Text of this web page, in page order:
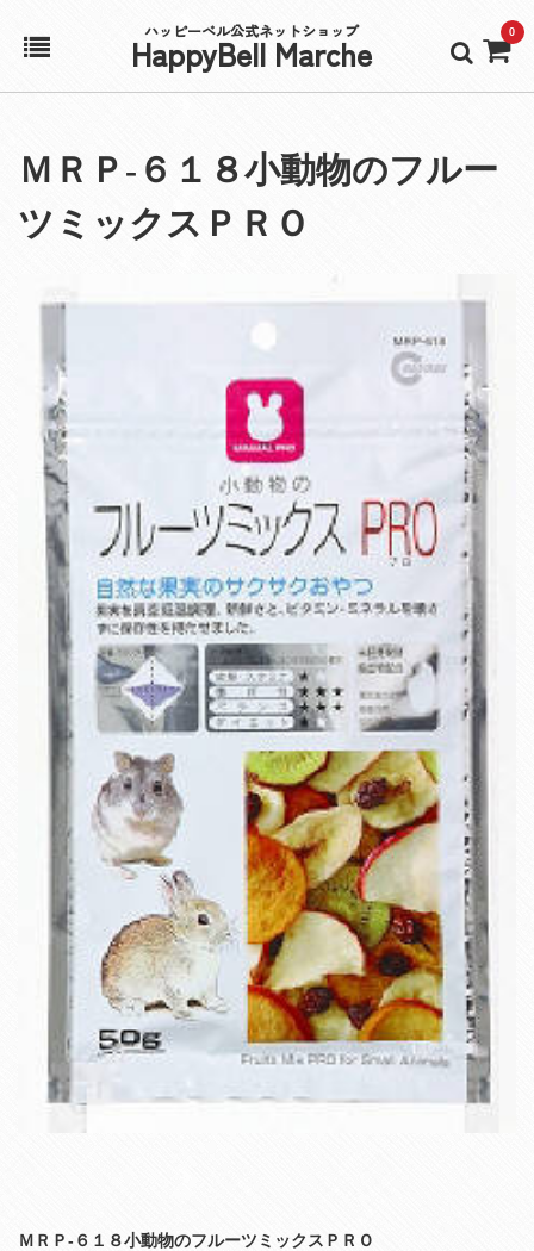
ハッピーベル公式ネットショップ
HappyBell Marche 0
アカウント
カート
ＭＲＰ‐６１８小動物のフルー
ツミックスＰＲＯ
ＭＲＰ‐６１８小動物のフルーツミックスＰＲＯ